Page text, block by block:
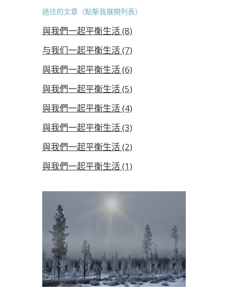
過往的文章（點擊我展開列表）
與我們一起平衡生活 (8)
与我们一起平衡生活 (7)
與我們一起平衡生活 (6)
與我們一起平衡生活 (5)
與我們一起平衡生活 (4)
與我們一起平衡生活 (3)
與我們一起平衡生活 (2)
與我們一起平衡生活 (1)